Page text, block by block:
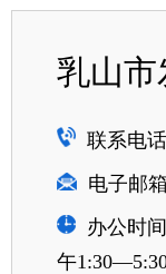
乳山市
联系电
电子邮
办公时
午